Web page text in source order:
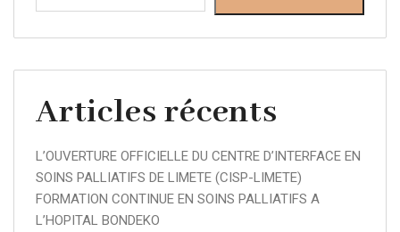
Articles récents
L’OUVERTURE OFFICIELLE DU CENTRE D’INTERFACE EN
SOINS PALLIATIFS DE LIMETE (CISP-LIMETE)
FORMATION CONTINUE EN SOINS PALLIATIFS A
L’HOPITAL BONDEKO